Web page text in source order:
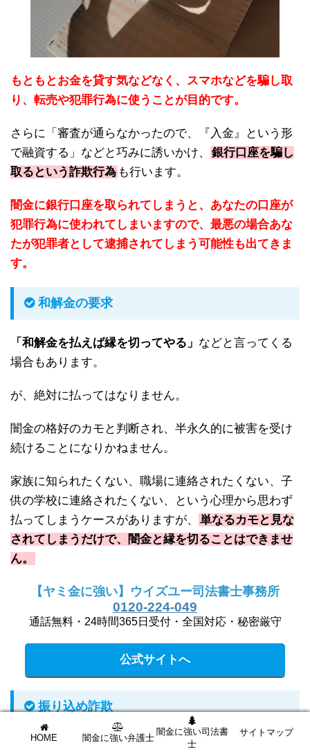
もともとお金を貸す気などなく、スマホなどを騙し取
り、転売や犯罪行為に使うことが目的です。
さらに「審査が通らなかったので、『入金』という形
で融資する」などと巧みに誘いかけ、
銀行口座を騙し
取るという詐欺行為 も行います。
闇金に銀行口座を取られてしまうと、あなたの口座が
犯罪行為に使われてしまいますので、最悪の場合あな
たが犯罪者として逮捕されてしまう可能性も出てきま
す。
和解金の要求
「和解金を払えば縁を切ってやる」 などと言ってくる
場合もあります。
が、絶対に払ってはなりません。
闇金の格好のカモと判断され、半永久的に被害を受け
続けることになりかねません。
家族に知られたくない、職場に連絡されたくない、子
供の学校に連絡されたくない、という心理から思わず
払ってしまうケースがありますが、
単なるカモと見な
されてしまうだけで、闇金と縁を切ることはできませ
ん。
【ヤミ金に強い】ウイズユー司法書士事務所
0120-224-049
通話無料・24時間365日受付・全国対応・秘密厳守
公式サイトへ
振り込め詐欺
相変わらず多い手口が「振り込め詐欺」
HOME 闇金に強い弁護士
闇金に強い司法書
士
サイトマップ